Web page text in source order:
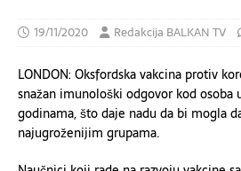
19/11/2020 Redakcija BALKAN TV
LONDON: Oksfordska vakcina protiv
snažan imunološki odgovor kod
godinama, što daje nadu da bi mogla
najugroženijim grupama.